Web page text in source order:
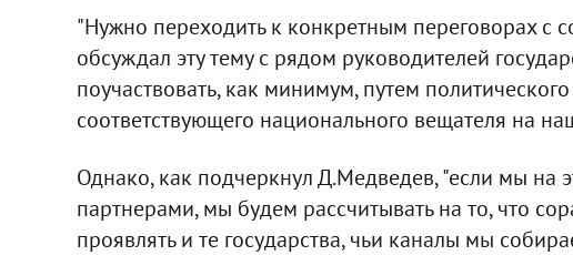
"Нужно переходить к конкретным переговорах с
обсуждал эту тему с рядом руководителей
поучаствовать, как минимум, путем
соответствующего национального вещателя на
Однако, как подчеркнул Д.Медведев, "если мы на
партнерами, мы будем рассчитывать на то, что
проявлять и те государства, чьи каналы мы